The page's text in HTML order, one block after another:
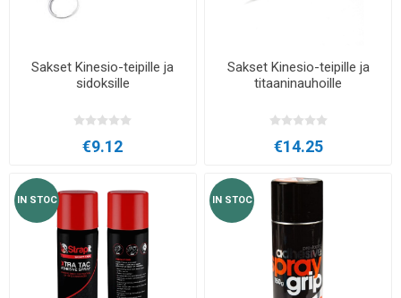
Sakset Kinesio-teipille ja
sidoksille
€9.12
Sakset Kinesio-teipille ja
titaaninauhoille
€14.25
IN STOC IN STOC